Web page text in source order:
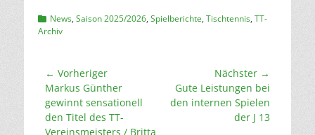
Kategorien
News, Saison 2025/2026, Spielberichte, Tischtennis, TT-
Archiv
Beitragsnavigation
← Vorheriger
Vorheriger
Beitrag:
Markus Günther
gewinnt sensationell
den Titel des TT-
Vereinsmeisters / Britta
Nächster →
Nächster
Beitrag:
Gute Leistungen bei
den internen Spielen
der J 13